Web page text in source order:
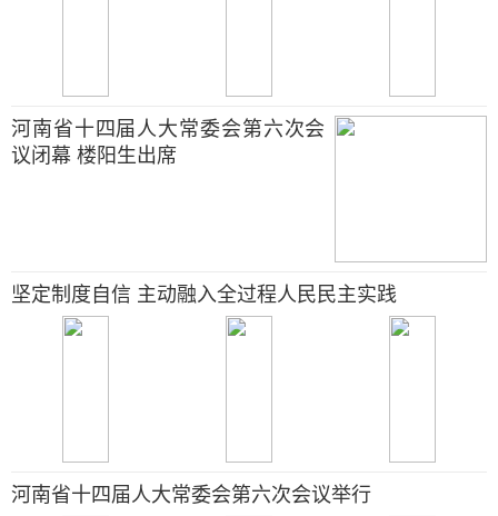
河南省十四届人大常委会第六次会
议闭幕 楼阳生出席
坚定制度自信 主动融入全过程人民民主实践
河南省十四届人大常委会第六次会议举行